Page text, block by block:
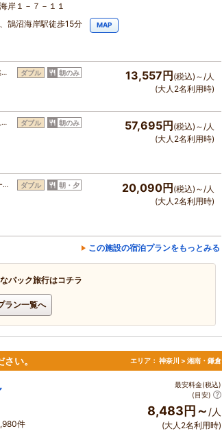
岸１－７－１１
鵠沼海岸駅徒歩15分 MAP
ダブル 朝のみ 13,557円 (税込)～/人
(大人2名利用時)
ダブル 朝のみ 57,695円 (税込)～/人
(大人2名利用時)
ダブル 朝・夕 20,090円 (税込)～/人
(大人2名利用時)
この施設の宿泊プランをもっとみる
パック旅行はコチラ
ラン一覧へ
い。 エリア： 神奈川 > 湘南・鎌倉
件
最安料金(税込)
(目安)
8,483円～ /人
(大人2名利用時)